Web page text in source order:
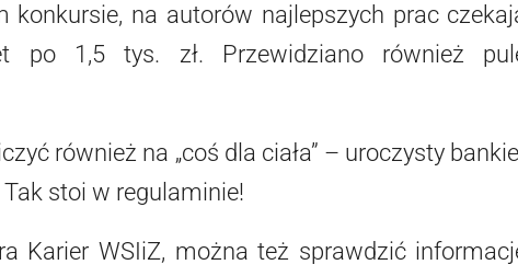
na autorów najlepszych prac
po 1,5 tys. zł. Przewidziano również
również na „coś dla ciała” – uroczysty
stoi w regulaminie!
Karier WSIiZ, można też sprawdzić